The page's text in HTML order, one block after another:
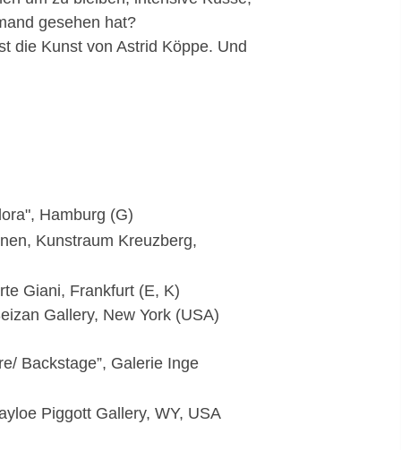
gesehen hat?
die Kunst von Astrid Köppe. Und
Hamburg (G)
Kunstraum Kreuzberg,
Giani, Frankfurt (E, K)
Gallery, New York (USA)
Backstage”, Galerie Inge
Piggott Gallery, WY, USA